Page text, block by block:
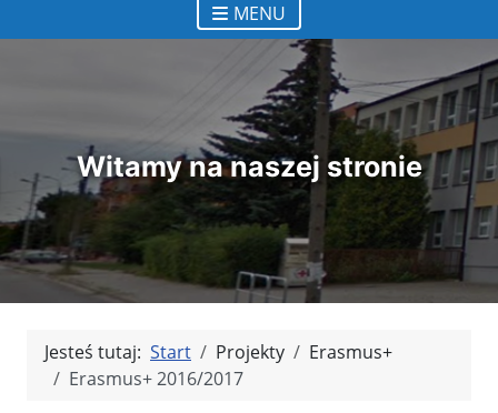
MENU
Witamy na naszej stronie
Jesteś tutaj: Start Projekty
Erasmus+
Erasmus+ 2016/2017